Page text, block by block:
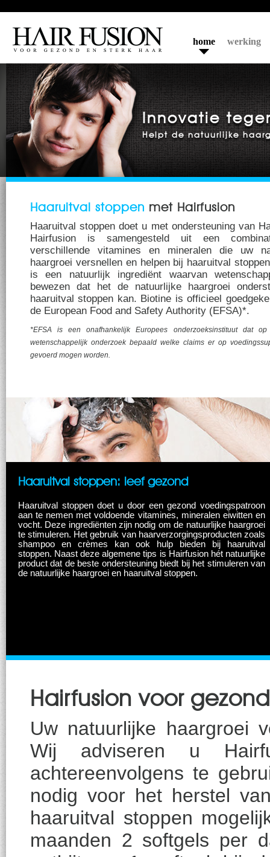
home werking
Innovatie
Helpt de natuurlijke
Haaruitval stoppen met Hairfusion
Haaruitval stoppen doet u met ondersteuning van
Hairfusion is samengesteld uit een
verschillende vitamines en mineralen die uw
haargroei versnellen en helpen bij haaruitval
is een natuurlijk ingrediënt waarvan
bewezen dat het de natuurlijke haargroei
haaruitval stoppen kan. Biotine is officieel
de European Food and Safety Authority (EFSA)*.
*EFSA is een onafhankelijk Europees onderzoeksinstituut dat
wetenschappelijk onderzoek bepaald welke claims er op
gevoerd mogen worden.
Haaruitval stoppen: leef gezond
Haaruitval stoppen doet u door een gezond voedingspatroon
aan te nemen met voldoende vitamines, mineralen eiwitten en
vocht. Deze ingrediënten zijn nodig om de natuurlijke haargroei
te stimuleren. Het gebruik van haarverzorgingsproducten zoals
shampoo en crèmes kan ook hulp bieden bij haaruitval
stoppen. Naast deze algemene tips is Hairfusion hét natuurlijke
product dat de beste ondersteuning biedt bij het stimuleren van
de natuurlijke haargroei en haaruitval stoppen.
Hairfusion voor
Uw natuurlijke haargroei
Wij adviseren u
achtereenvolgens te
nodig voor het herstel
haaruitval stoppen
maanden 2 softgels per